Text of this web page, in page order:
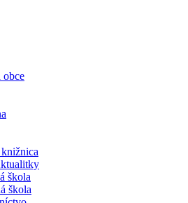
škola
škola